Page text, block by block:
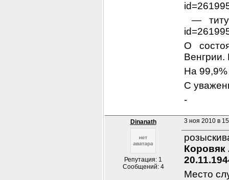
О
Венгрии.
На
С
-
Dinanath
Репутация: 1
Сообщений: 4
3 ноя 2010 в
Место